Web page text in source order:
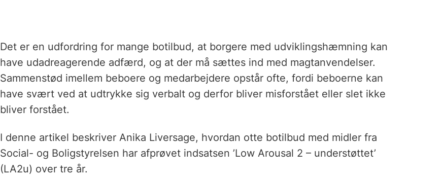
Det er en udfordring for mange botilbud, at borgere med udviklingshæmning kan
have udadreagerende adfærd, og at der må sættes ind med magtanvendelser.
Sammenstød imellem beboere og medarbejdere opstår ofte, fordi beboerne kan
have svært ved at udtrykke sig verbalt og derfor bliver misforstået eller slet ikke
bliver forstået.
I denne artikel beskriver Anika Liversage, hvordan otte botilbud med midler fra
Social- og Boligstyrelsen har afprøvet indsatsen ’Low Arousal 2 – understøttet’
(LA2u) over tre år.